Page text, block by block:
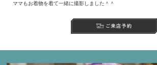
ママもお着物を着て一緒に撮影しました＾＾